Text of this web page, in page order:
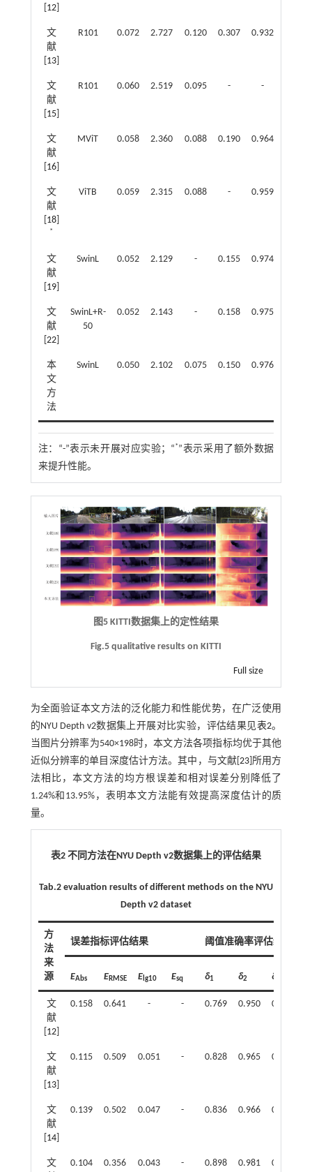
12]
文
献
13]
R101 0.072 2.727 0.120 0.307 0.932
文
献
15]
R101 0.060 2.519 0.095 - -
文
献
16]
MViT 0.058 2.360 0.088 0.190 0.964
文
献
18]
*
ViTB 0.059 2.315 0.088 - 0.959
文
献
19]
SwinL 0.052 2.129 - 0.155 0.974
文
献
22]
SwinL+R-
50
0.052 2.143 - 0.158 0.975
本
文
方
法
SwinL 0.050 2.102 0.075 0.150 0.976
注： “-”表示未开展对应实验；“*”表示采用了额外数据
来提升性能。
图5 KITTI数据集上的定性结果
Fig.5 qualitative results on KITTI
Full size
为全面验证本文方法的泛化能力和性能优势，在广泛使用
的NYU Depth v2数据集上开展对比实验，评估结果见表2。
当图片分辨率为540×198时，本文方法各项指标均优于其他
近似分辨率的单目深度估计方法。其中，与文献[23 ]所用方
法相比，本文方法的均方根误差和相对误差分别降低了
1.24%和13.95%，表明本文方法能有效提高深度估计的质
量。
表2 不同方法在NYU Depth v2数据集上的评估结果
Tab.2 evaluation results of different methods on the NYU
Depth v2 dataset
方
法
来
源
误差指标评估结果 阈值准确率评估结果
EAbs ERMSE Elg10 Esq δ1 δ2 δ
文
献
12]
0.158 0.641 - - 0.769 0.950 0.988
文
献
13]
0.115 0.509 0.051 - 0.828 0.965 0.992
文
献
14]
0.139 0.502 0.047 - 0.836 0.966 0.993
文
0.104 0.356 0.043 - 0.898 0.981 0.996